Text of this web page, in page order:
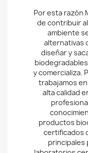
Por esta razón
de contribuir
ambiente
alternativas
diseñar y
y comercializa.
trabajamos
alta calidad
productos
certificados